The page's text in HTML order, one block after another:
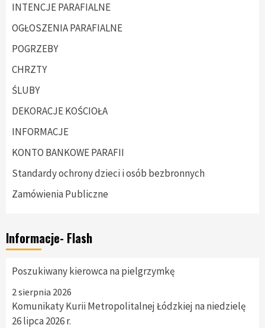
INTENCJE PARAFIALNE
OGŁOSZENIA PARAFIALNE
POGRZEBY
CHRZTY
ŚLUBY
DEKORACJE KOŚCIOŁA
INFORMACJE
KONTO BANKOWE PARAFII
Standardy ochrony dzieci i osób bezbronnych
Zamówienia Publiczne
Informacje- Flash
Poszukiwany kierowca na pielgrzymkę
2 sierpnia 2026
Komunikaty Kurii Metropolitalnej Łódzkiej na niedzielę
26 lipca 2026 r.